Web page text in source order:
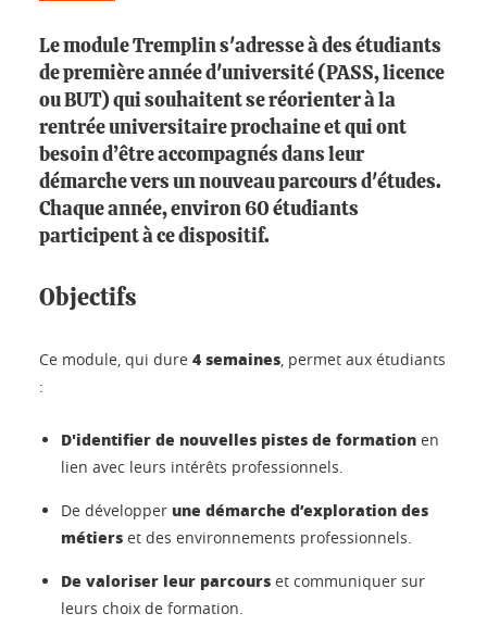
Le module Tremplin s'adresse à des étudiants
de première année d'université (PASS, licence
ou BUT) qui souhaitent se réorienter à la
rentrée universitaire prochaine et qui ont
besoin d’être accompagnés dans leur
démarche vers un nouveau parcours d'études.
Chaque année, environ 60 étudiants
participent à ce dispositif.
Objectifs
Ce module, qui dure 4 semaines, permet aux étudiants
:
D'identifier de nouvelles pistes de formation en
lien avec leurs intérêts professionnels.
De développer une démarche d’exploration des
métiers et des environnements professionnels.
De valoriser leur parcours et communiquer sur
leurs choix de formation.